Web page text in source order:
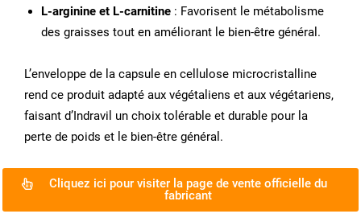
L-arginine et L-carnitine : Favorisent le métabolisme
des graisses tout en améliorant le bien-être général.
L’enveloppe de la capsule en cellulose microcristalline
rend ce produit adapté aux végétaliens et aux végétariens,
faisant d’Indravil un choix tolérable et durable pour la
perte de poids et le bien-être général.
Cliquez ici pour visiter la page de vente officielle du
fabricant